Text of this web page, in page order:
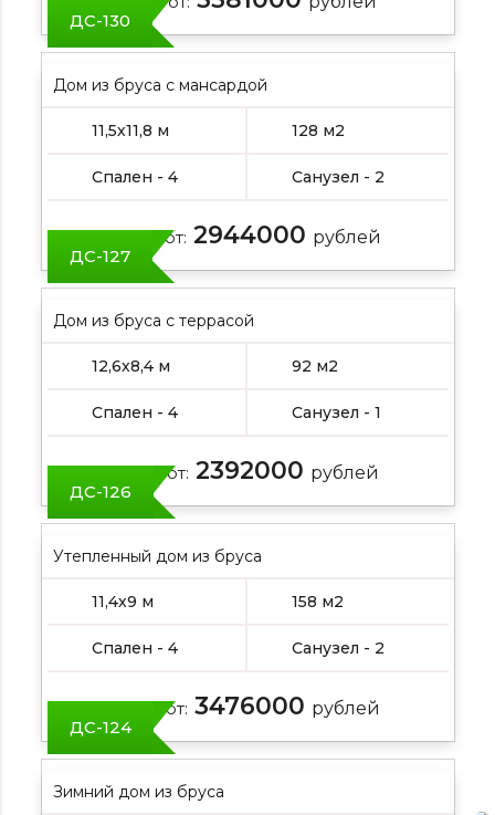
ДС-130
Дом из бруса с мансардой
11,5х11,8 м 128 м2
Спален - 4 Санузел - 2
Цена от: 2944000 рублей
ДС-127
Дом из бруса с террасой
12,6х8,4 м 92 м2
Спален - 4 Санузел - 1
Цена от: 2392000 рублей
ДС-126
Утепленный дом из бруса
11,4х9 м 158 м2
Спален - 4 Санузел - 2
Цена от: 3476000 рублей
ДС-124
Зимний дом из бруса